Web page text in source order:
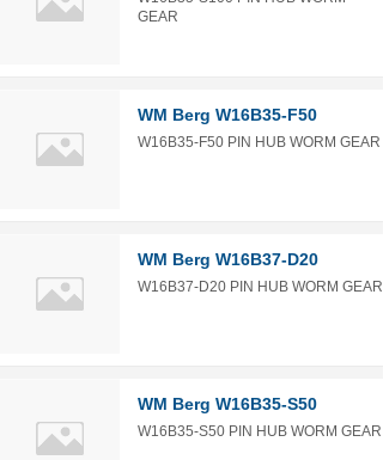
GEAR
WM Berg W16B35-F50
W16B35-F50 PIN HUB WORM GEAR
WM Berg W16B37-D20
W16B37-D20 PIN HUB WORM GEAR
WM Berg W16B35-S50
W16B35-S50 PIN HUB WORM GEAR